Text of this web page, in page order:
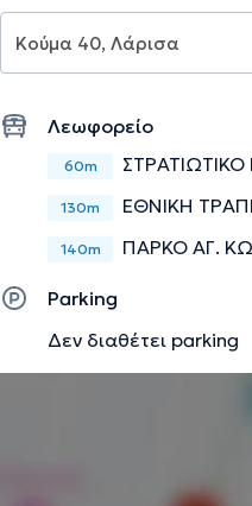
Λεωφορείο
60m
130m ΕΘΝΙΚΗ
140m ΠΑΡΚΟ ΑΓ.
Parking
Δεν διαθέτει parking